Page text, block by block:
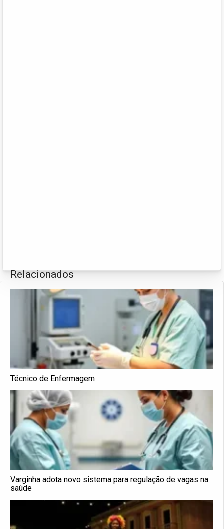
Relacionados
Técnico de Enfermagem
Varginha adota novo sistema para regulação de vagas na
saúde